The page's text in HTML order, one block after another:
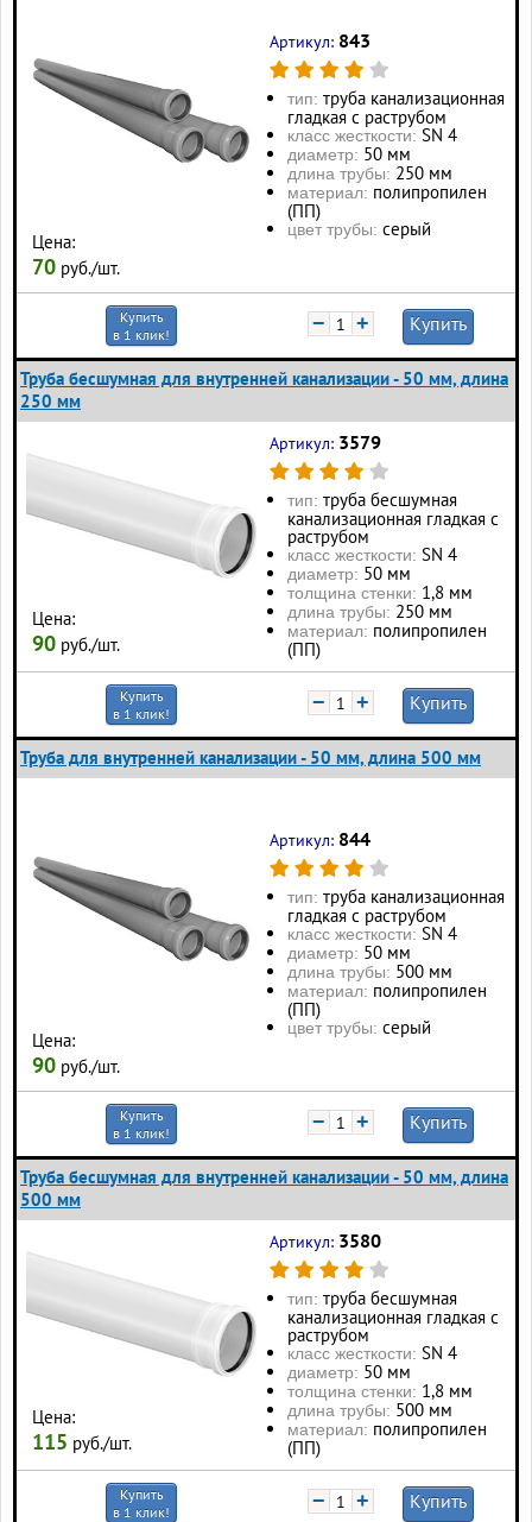
Цена:
70 руб./шт.
Артикул: 843
тип: труба канализационная
гладкая с раструбом
класс жесткости: SN 4
диаметр: 50 мм
длина трубы: 250 мм
материал: полипропилен
(ПП)
цвет трубы: серый
Купить
в 1 клик!
− + Купить
Труба бесшумная для внутренней канализации - 50 мм, длина
250 мм
Цена:
90 руб./шт.
Артикул: 3579
тип: труба бесшумная
канализационная гладкая с
раструбом
класс жесткости: SN 4
диаметр: 50 мм
толщина стенки: 1,8 мм
длина трубы: 250 мм
материал: полипропилен
(ПП)
Купить
в 1 клик!
− + Купить
Труба для внутренней канализации - 50 мм, длина 500 мм
Цена:
90 руб./шт.
Артикул: 844
тип: труба канализационная
гладкая с раструбом
класс жесткости: SN 4
диаметр: 50 мм
длина трубы: 500 мм
материал: полипропилен
(ПП)
цвет трубы: серый
Купить
в 1 клик!
− + Купить
Труба бесшумная для внутренней канализации - 50 мм, длина
500 мм
Цена:
115 руб./шт.
Артикул: 3580
тип: труба бесшумная
канализационная гладкая с
раструбом
класс жесткости: SN 4
диаметр: 50 мм
толщина стенки: 1,8 мм
длина трубы: 500 мм
материал: полипропилен
(ПП)
Купить
в 1 клик!
− + Купить